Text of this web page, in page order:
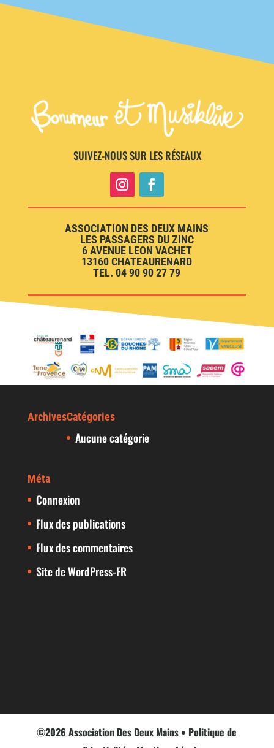
SUIVEZ-NOUS SUR LES RÉSEAUX
ASSOCIATION DES DEUX MAINS
LES PASSAGERS DU ZINC
6 AVENUE LEON VACHET
13160 CHATEAURENARD
TEL. 04 90 90 27 79
ArchivesCatégories
Aucune catégorie
Méta
Connexion
Flux des publications
Flux des commentaires
Site de WordPress-FR
©2026 Association Des Deux Mains • Politique de